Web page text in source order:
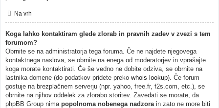
Na vrh
Koga lahko kontaktiram glede zlorab in pravnih zadev v zvezi s tem
forumom?
Obrnite se na administratorja tega foruma. Če ne najdete njegovega
kontaktnega naslova, se obrnite na enega od moderatorjev in vprašajte
koga morate kontaktirati. Če še vedno ne dobite odziva, se obrnite na
lastnika domene (do podatkov pridete preko whois lookup). Če forum
gostuje na brezplačnem serverju (npr. yahoo, free.fr, f2s.com, etc.), se
obrnite na njihov oddelek za zlorabo storitev. Zavedati se morate, da
phpBB Group nima popolnoma nobenega nadzora in zato ne more biti